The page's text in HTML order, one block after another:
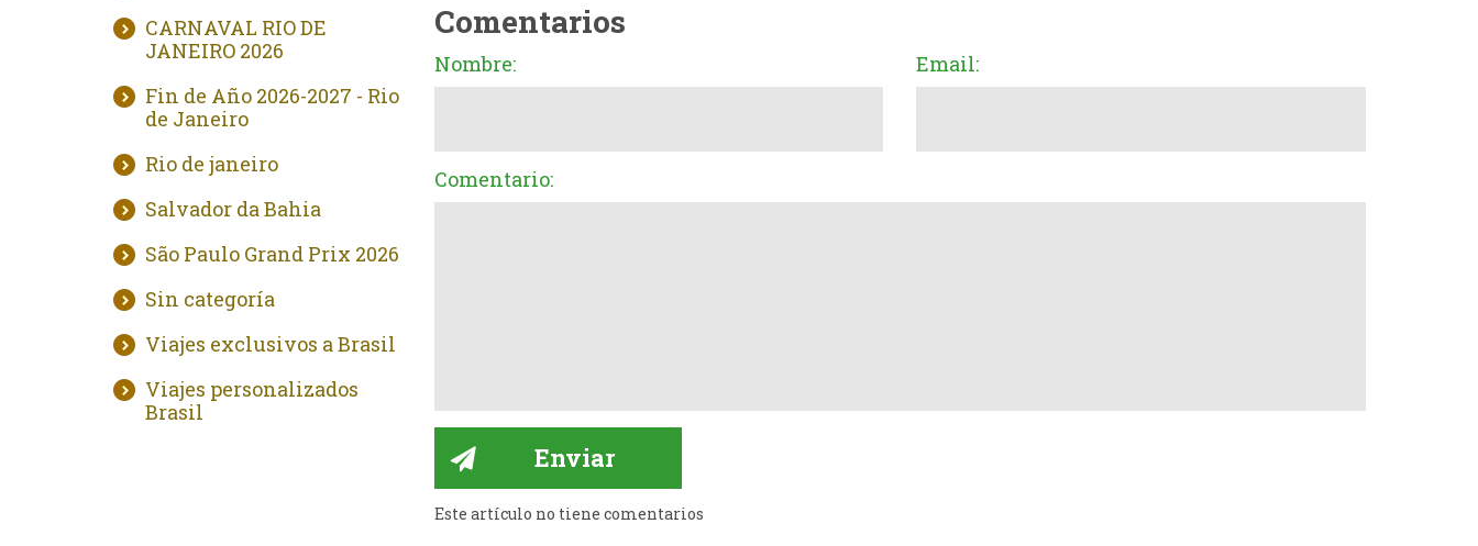
CARNAVAL RIO DE
JANEIRO 2026
Fin de Año 2026-2027 - Rio
de Janeiro
Rio de janeiro
Salvador da Bahia
São Paulo Grand Prix 2026
Sin categoría
Viajes exclusivos a Brasil
Viajes personalizados
Brasil
Comentarios
Nombre: Email:
Comentario:
Este artículo no tiene comentarios